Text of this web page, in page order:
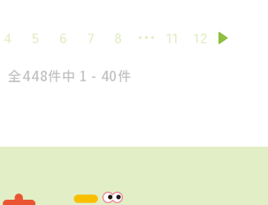
4 5 6 7 8 11 12
全448件中 1 - 40件